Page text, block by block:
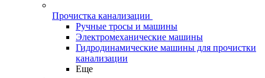
Прочистка канализации
Ручные тросы и машины
Электромеханические машины
Гидродинамические машины для прочистки
канализации
Еще